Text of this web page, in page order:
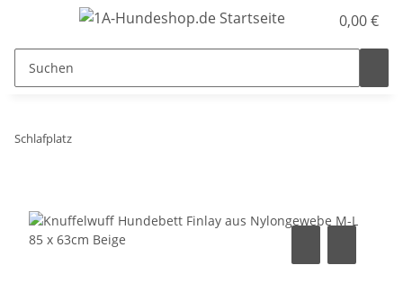
0,00 €
Schlafplatz